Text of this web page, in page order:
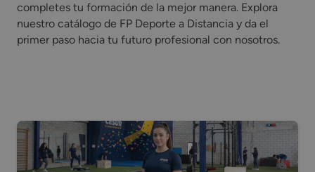
completes tu formación de la mejor manera. Explora
nuestro catálogo de FP Deporte a Distancia y da el
primer paso hacia tu futuro profesional con nosotros.